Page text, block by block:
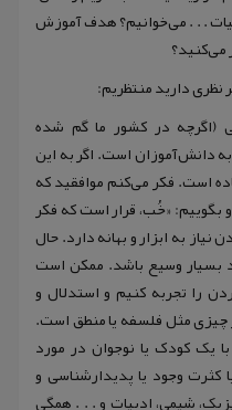
. . . می‌خوانیم؟ هدف آموزش
دارید منتظریم:
در کشور ما گم شده
دانش‌آموزان است. اگر به این
است‌‌. فکر می‌‌کنم موافقید که
بگوییم‌‌: «‌خُب‌‌، قرار است که فکر
نیاز به ابزار و بهانه دارد‌. حال
بسیار وسیع باشد. ممکن است
را تجربه کنیم و استدلال و
چیزی مثل فلسفه یا منطق است.
یک ‌کودک یا نوجوان در مورد
وجود یا پدیدار‌شناسی و
شیمی‌، ادبیات و . . . همگی